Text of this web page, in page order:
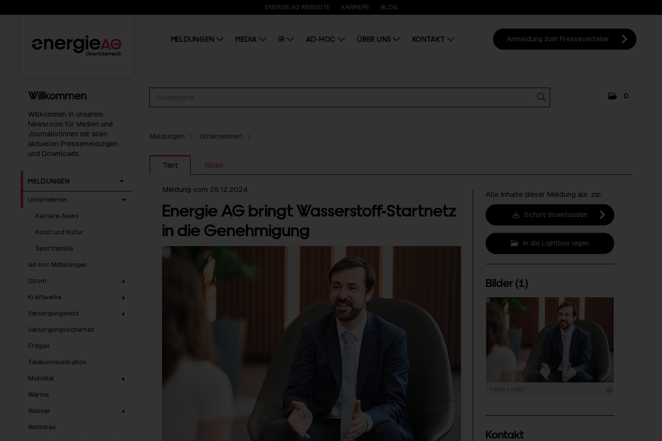
ENERGIE AG WEBSEITE KARRIERE BLOG
MELDUNGEN MEDIA IR AD-HOC ÜBER UNS KONTAKT Anmeldung zum Presseverteiler
0
Willkommen
Willkommen in unserem
Newsroom für Medien und
JournalistInnen mit allen
aktuellen Pressemeldungen
und Downloads.
MELDUNGEN
Unternehmen
Karriere-News
Kunst und Kultur
Sportfamilie
ad-hoc Mitteilungen
Strom
Kraftwerke
Versorgungsnetz
Versorgungssicherheit
Erdgas
Telekommunikation
Mobilität
Wärme
Wasser
Wohnbau
Meldungen Unternehmen
Text Bilder
Meldung vom 29.12.2024
Energie AG bringt Wasserstoff-Startnetz
in die Genehmigung
Alle Inhalte dieser Meldung als .zip:
Sofort downloaden
In die Lightbox legen
Bilder (1)
1 600 x 1 067
Kontakt